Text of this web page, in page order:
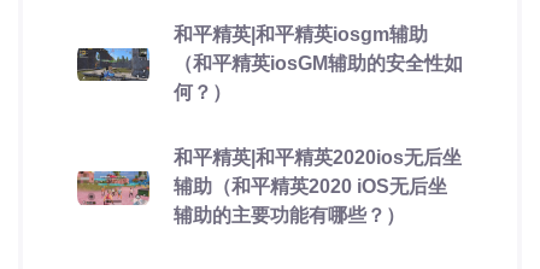
和平精英|和平精英iosgm辅助
（和平精英iosGM辅助的安全性如
何？）
和平精英|和平精英2020ios无后坐
辅助（和平精英2020 iOS无后坐
辅助的主要功能有哪些？）